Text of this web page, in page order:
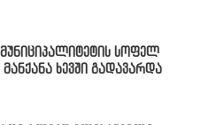
სოფელ
მანქანა ხევში გადავარდა